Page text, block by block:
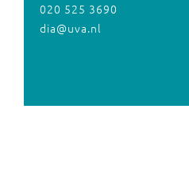
020 525 3690
dia@uva.nl